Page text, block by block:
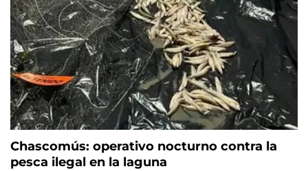
Chascomús: operativo nocturno contra la
pesca ilegal en la laguna